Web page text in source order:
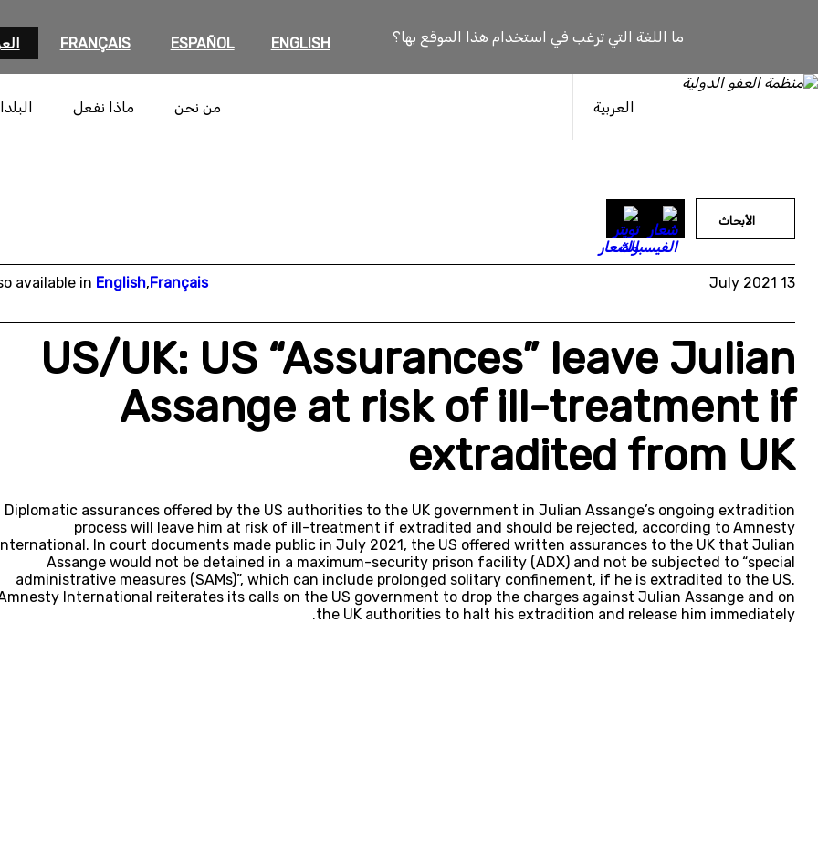
ما اللغة التي ترغب في استخدام هذا الموقع بها؟ ENGLISH
ESPAÑOL
FRANÇAIS
العربية من نحن ماذا نفعل
الأبحاث
13 July 2021
available in English,Français
US/UK: US “Assurances” leave Julian
Assange at risk of ill-treatment if
extradited from UK
Diplomatic assurances offered by the US authorities to the UK government in Julian Assange’s ongoing extradition
process will leave him at risk of ill-treatment if extradited and should be rejected, according to Amnesty
In court documents made public in July 2021, the US offered written assurances to the UK that Julian
Assange would not be detained in a maximum-security prison facility (ADX) and not be subjected to “special
administrative measures (SAMs)”, which can include prolonged solitary confinement, if he is extradited to the US.
International reiterates its calls on the US government to drop the charges against Julian Assange and on
the UK authorities to halt his extradition and release him immediately.